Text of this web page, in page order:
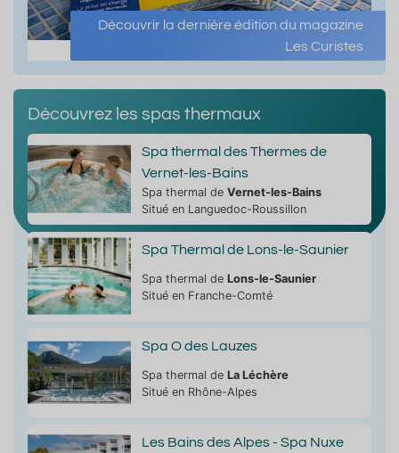
Découvrir la dernière édition du magazine
Les Curistes
Découvrez les spas thermaux
Spa thermal des Thermes de
Vernet-les-Bains
Spa thermal de Vernet-les-Bains
Situé en Languedoc-Roussillon
Spa Thermal de Lons-le-Saunier
Spa thermal de Lons-le-Saunier
Situé en Franche-Comté
Spa O des Lauzes
Spa thermal de La Léchère
Situé en Rhône-Alpes
Les Bains des Alpes - Spa Nuxe